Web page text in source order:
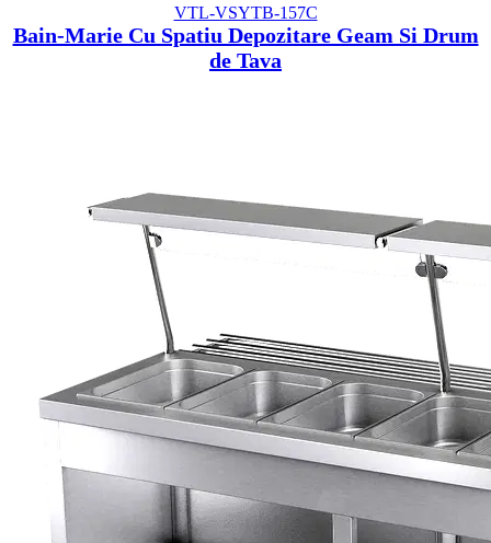
VTL-VSYTB-157C
Bain-Marie Cu Spatiu Depozitare Geam Si Drum
de Tava